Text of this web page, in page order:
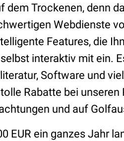
dem Trockenen, denn
Webdienste
Features, die
interaktiv mit ein.
Software und
Rabatte bei unseren
und auf
EUR ein ganzes Jahr